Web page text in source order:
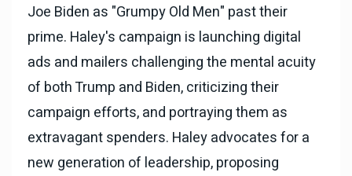
Joe Biden as "Grumpy Old Men" past their
prime. Haley's campaign is launching digital
ads and mailers challenging the mental acuity
of both Trump and Biden, criticizing their
campaign efforts, and portraying them as
extravagant spenders. Haley advocates for a
new generation of leadership, proposing